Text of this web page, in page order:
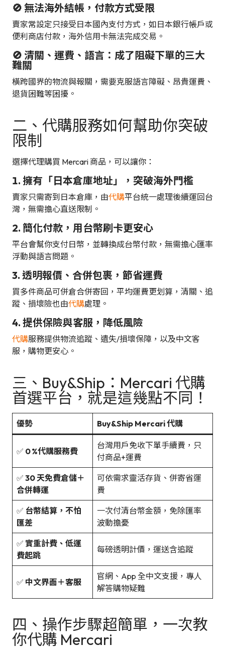
🚫 無法海外結帳，付款方式受限
賣家常設定只接受日本國內支付方式，如日本銀行帳戶或
便利商店付款，海外信用卡無法完成交易。
🚫 清關、運費、語言：成了阻礙下單的三大
難關
橫跨國界的物流與報關，需要克服語言障礙、昂貴運費、
退貨困難等困擾。
二、代購服務如何幫助你突破
限制
選擇代理購買 Mercari 商品，可以讓你：
1. 擁有「日本倉庫地址」，突破海外門檻
賣家只需寄到日本倉庫，由代購平台統一處理後續運回台
灣，無需擔心直送限制。
2. 簡化付款，用台幣刷卡更安心
平台會幫你支付日幣，並轉換成台幣付款，無需擔心匯率
浮動與語言問題。
3. 透明報價、合併包裹，節省運費
買多件商品可併倉合併寄回，平均運費更划算，清關、追
蹤、損壞險也由代購處理。
4. 提供保險與客服，降低風險
代購服務提供物流追蹤、遺失/損壞保障，以及中文客
服，購物更安心。
三、Buy&Ship：Mercari 代購
首選平台，就是這幾點不同！
優勢 Buy&Ship Mercari 代購
✅ 0 %代購服務費
台灣用戶免收下單手續費，只
付商品+運費
✅ 30 天免費倉儲＋
合併轉運
可依需求靈活存貨、併寄省運
費
✅ 台幣結算，不怕
匯差
一次付清台幣金額，免除匯率
波動擔憂
✅ 實重計費、低運
費起跳
每磅透明計價，運送含追蹤
✅ 中文界面＋客服
官網、App 全中文支援，專人
解答購物疑難
四、操作步驟超簡單，一次教
你代購 Mercari